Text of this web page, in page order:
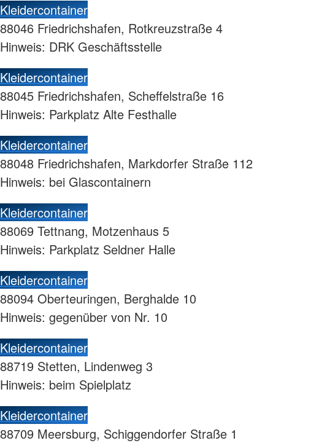
Kleidercontainer
88046 Friedrichshafen, Rotkreuzstraße 4
Hinweis: DRK Geschäftsstelle
Kleidercontainer
88045 Friedrichshafen, Scheffelstraße 16
Hinweis: Parkplatz Alte Festhalle
Kleidercontainer
88048 Friedrichshafen, Markdorfer Straße 112
Hinweis: bei Glascontainern
Kleidercontainer
88069 Tettnang, Motzenhaus 5
Hinweis: Parkplatz Seldner Halle
Kleidercontainer
88094 Oberteuringen, Berghalde 10
Hinweis: gegenüber von Nr. 10
Kleidercontainer
88719 Stetten, Lindenweg 3
Hinweis: beim Spielplatz
Kleidercontainer
88709 Meersburg, Schiggendorfer Straße 1